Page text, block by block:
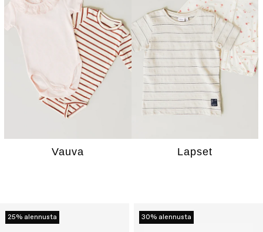
25% alennusta 30% alennusta
Vauva Lapset